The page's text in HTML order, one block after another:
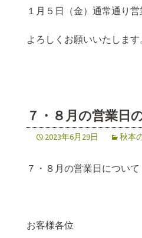
１月５日（金）通常通り営
よろしくお願いいたします
７・８月の営業日
2023年6月29日 秋本
７・８月の営業日について
お客様各位